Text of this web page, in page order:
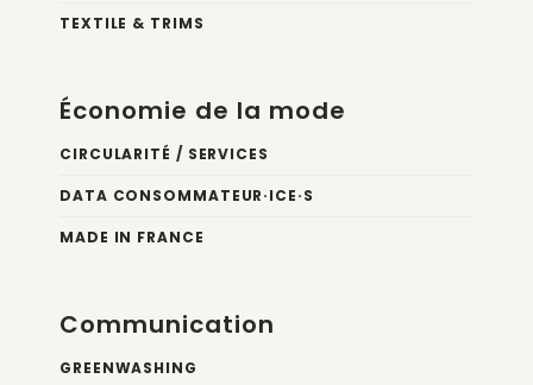
TEXTILE & TRIMS
Économie de la mode
CIRCULARITÉ / SERVICES
DATA CONSOMMATEUR·ICE·S
MADE IN FRANCE
Communication
GREENWASHING